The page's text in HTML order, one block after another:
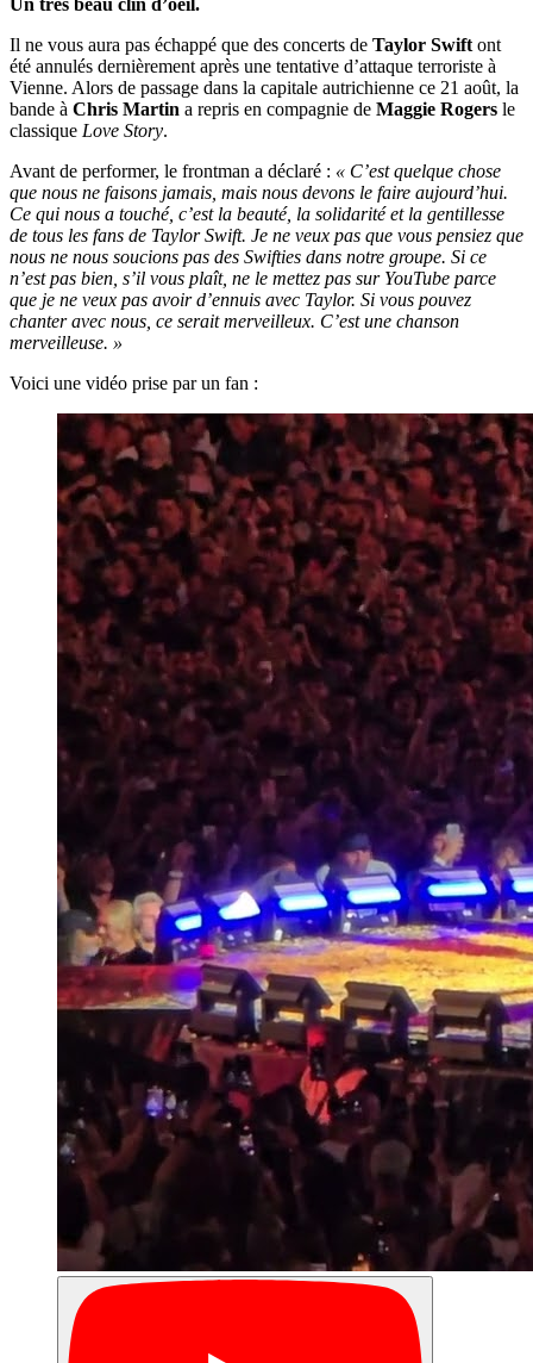
Il ne vous aura pas échappé que des concerts de Taylor Swift ont
été annulés dernièrement après une tentative d’attaque terroriste à
Vienne. Alors de passage dans la capitale autrichienne ce 21 août, la
bande à Chris Martin a repris en compagnie de Maggie Rogers le
classique Love Story.
Avant de performer, le frontman a déclaré : « C’est quelque chose
que nous ne faisons jamais, mais nous devons le faire aujourd’hui.
Ce qui nous a touché, c’est la beauté, la solidarité et la gentillesse
de tous les fans de Taylor Swift. Je ne veux pas que vous pensiez que
nous ne nous soucions pas des Swifties dans notre groupe. Si ce
n’est pas bien, s’il vous plaît, ne le mettez pas sur YouTube parce
que je ne veux pas avoir d’ennuis avec Taylor. Si vous pouvez
chanter avec nous, ce serait merveilleux. C’est une chanson
merveilleuse. »
Voici une vidéo prise par un fan :